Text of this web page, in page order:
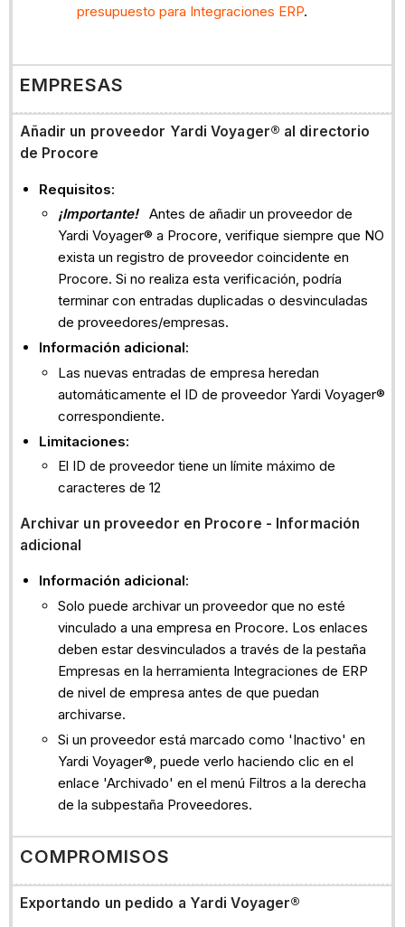
presupuesto para Integraciones ERP.
EMPRESAS
Añadir un proveedor Yardi Voyager® al directorio
de Procore
Requisitos:
¡Importante!Antes de añadir un proveedor de
Yardi Voyager® a Procore, verifique siempre que NO
exista un registro de proveedor coincidente en
Procore. Si no realiza esta verificación, podría
terminar con entradas duplicadas o desvinculadas
de proveedores/empresas.
Información adicional:
Las nuevas entradas de empresa heredan
automáticamente el ID de proveedor Yardi Voyager®
correspondiente.
Limitaciones:
El ID de proveedor tiene un límite máximo de
caracteres de 12
Archivar un proveedor en Procore - Información
adicional
Información adicional:
Solo puede archivar un proveedor que no esté
vinculado a una empresa en Procore. Los enlaces
deben estar desvinculados a través de la pestaña
Empresas en la herramienta Integraciones de ERP
de nivel de empresa antes de que puedan
archivarse.
Si un proveedor está marcado como 'Inactivo' en
Yardi Voyager®, puede verlo haciendo clic en el
enlace 'Archivado' en el menú Filtros a la derecha
de la subpestaña Proveedores.
COMPROMISOS
Exportando un pedido a Yardi Voyager®